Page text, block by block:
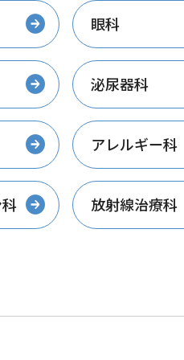
眼科
泌尿器科
アレルギー科
放射線治療科